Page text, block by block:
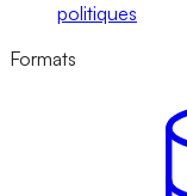
politiques
Formats